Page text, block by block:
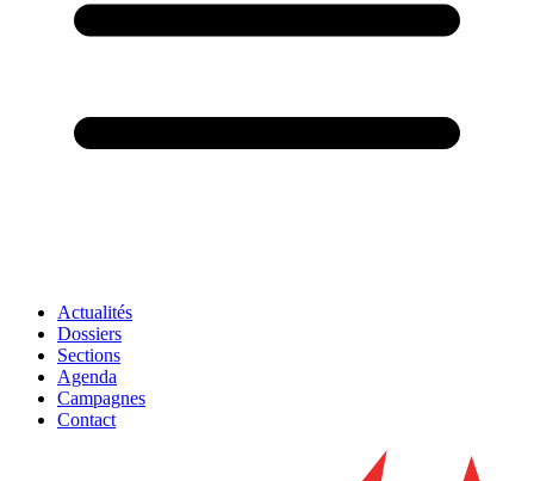
Actualités
Dossiers
Sections
Agenda
Campagnes
Contact